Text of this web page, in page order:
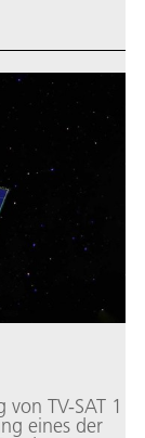
und
sowie für
TV-SAT 1
eines der